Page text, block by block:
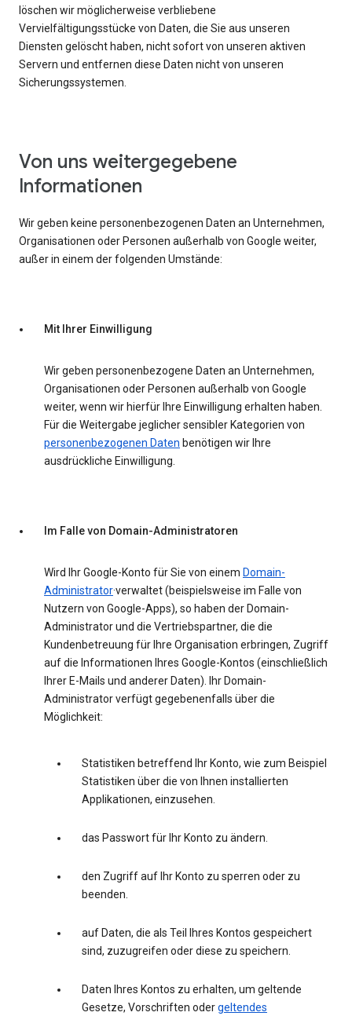
löschen wir möglicherweise verbliebene
Vervielfältigungsstücke von Daten, die Sie aus unseren
Diensten gelöscht haben, nicht sofort von unseren aktiven
Servern und entfernen diese Daten nicht von unseren
Sicherungssystemen.
Von uns weitergegebene
Informationen
Wir geben keine personenbezogenen Daten an Unternehmen,
Organisationen oder Personen außerhalb von Google weiter,
außer in einem der folgenden Umstände:
Mit Ihrer Einwilligung
Wir geben personenbezogene Daten an Unternehmen,
Organisationen oder Personen außerhalb von Google
weiter, wenn wir hierfür Ihre Einwilligung erhalten haben.
Für die Weitergabe jeglicher sensibler Kategorien von
personenbezogenen Daten benötigen wir Ihre
ausdrückliche Einwilligung.
Im Falle von Domain-Administratoren
Wird Ihr Google-Konto für Sie von einem Domain-
Administrator·verwaltet (beispielsweise im Falle von
Nutzern von Google-Apps), so haben der Domain-
Administrator und die Vertriebspartner, die die
Kundenbetreuung für Ihre Organisation erbringen, Zugriff
auf die Informationen Ihres Google-Kontos (einschließlich
Ihrer E-Mails und anderer Daten). Ihr Domain-
Administrator verfügt gegebenenfalls über die
Möglichkeit:
Statistiken betreffend Ihr Konto, wie zum Beispiel
Statistiken über die von Ihnen installierten
Applikationen, einzusehen.
das Passwort für Ihr Konto zu ändern.
den Zugriff auf Ihr Konto zu sperren oder zu
beenden.
auf Daten, die als Teil Ihres Kontos gespeichert
sind, zuzugreifen oder diese zu speichern.
Daten Ihres Kontos zu erhalten, um geltende
Gesetze, Vorschriften odergeltendes